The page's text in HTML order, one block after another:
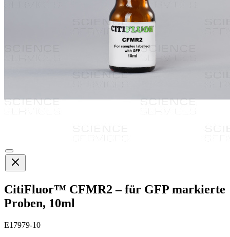
CitiFluor™ CFMR2 – für GFP markierte
Proben, 10ml
E17979-10